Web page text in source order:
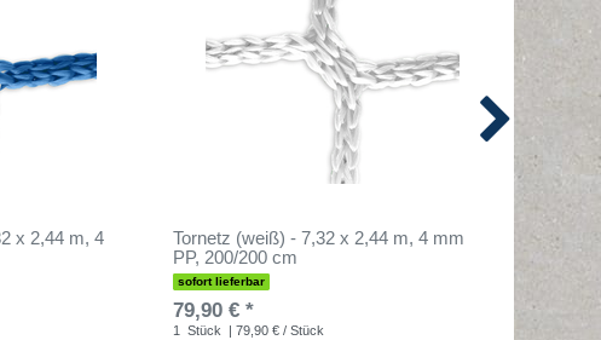
x 2,44 m, 4
Tornetz (weiß) - 7,32 x 2,44 m, 4 mm
PP, 200/200 cm
sofort lieferbar
79,90 € *
1 Stück
| 79,90 € / Stück
2,20 €